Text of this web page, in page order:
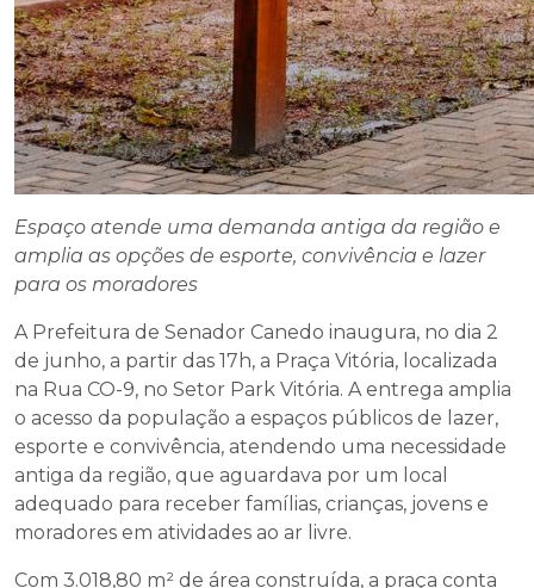
Espaço atende uma demanda antiga da região e
amplia as opções de esporte, convivência e lazer
para os moradores
A Prefeitura de Senador Canedo inaugura, no dia 2
de junho, a partir das 17h, a Praça Vitória, localizada
na Rua CO-9, no Setor Park Vitória. A entrega amplia
o acesso da população a espaços públicos de lazer,
esporte e convivência, atendendo uma necessidade
antiga da região, que aguardava por um local
adequado para receber famílias, crianças, jovens e
moradores em atividades ao ar livre.
Com 3.018,80 m² de área construída, a praça conta